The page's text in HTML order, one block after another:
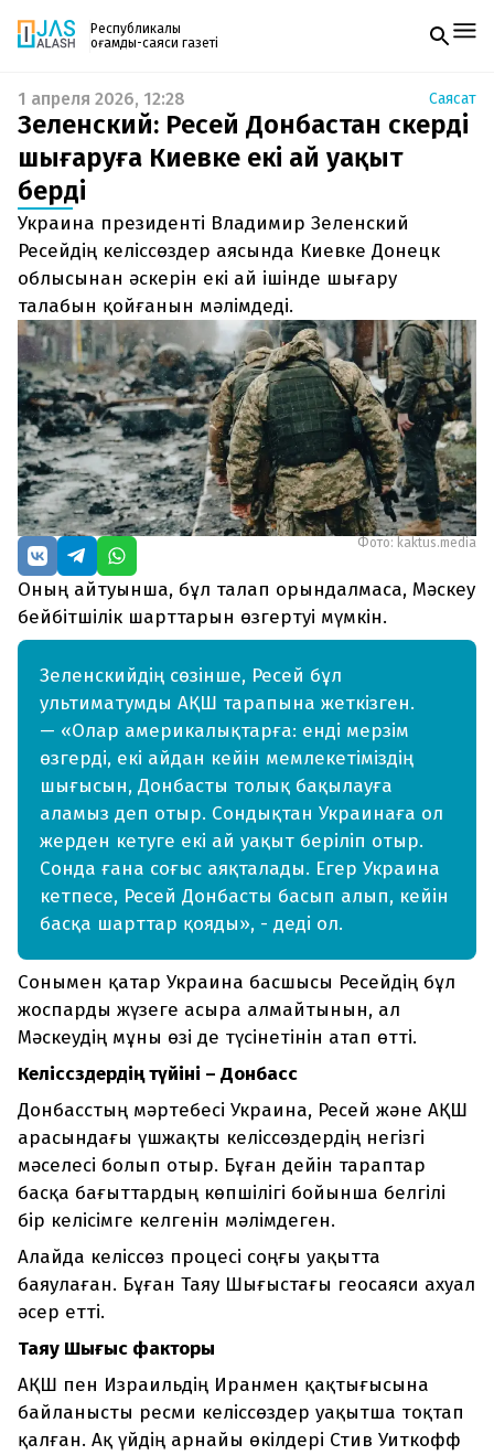
Республикалық
қоғамдық-саяси газеті
Жаңалықтар
Спорт
Live
Руханият
Аймақ
Архив
Заң және тәртіп
Редакциямен байланыс
+7 708 604 51 06
Жарнама бөлімі
+7 701 220 64 52
Пошта
zhasalash100@gmail.com
Газетке жазылу
PDF форматтағы газетті ай сайын электронды
поштаңызға алып отырыңыз. Жаңа нөмір
шыққан сәтте сізге бірден жіберіледі. Тек email
енгізіңіз, біз қалғанын өзіміз жібереміз.
1 апреля 2026, 12:28 Саясат
Зеленский: Ресей Донбастан әскерді
шығаруға Киевке екі ай уақыт
берді
Украина президенті Владимир Зеленский
Ресейдің келіссөздер аясында Киевке Донецк
облысынан әскерін екі ай ішінде шығару
талабын қойғанын мәлімдеді.
Фото: kaktus.media
Оның айтуынша, бұл талап орындалмаса, Мәскеу
бейбітшілік шарттарын өзгертуі мүмкін.
Зеленскийдің сөзінше, Ресей бұл
ультиматумды АҚШ тарапына жеткізген.
— «Олар америкалықтарға: енді мерзім
өзгерді, екі айдан кейін мемлекетіміздің
шығысын, Донбасты толық бақылауға
аламыз деп отыр. Сондықтан Украинаға ол
жерден кетуге екі ай уақыт беріліп отыр.
Сонда ғана соғыс аяқталады. Егер Украина
кетпесе, Ресей Донбасты басып алып, кейін
басқа шарттар қояды», - деді ол.
Сонымен қатар Украина басшысы Ресейдің бұл
жоспарды жүзеге асыра алмайтынын, ал
Мәскеудің мұны өзі де түсінетінін атап өтті.
Келіссөздердің түйіні – Донбасс
Донбасстың мәртебесі Украина, Ресей және АҚШ
арасындағы үшжақты келіссөздердің негізгі
мәселесі болып отыр. Бұған дейін тараптар
басқа бағыттардың көпшілігі бойынша белгілі
бір келісімге келгенін мәлімдеген.
Алайда келіссөз процесі соңғы уақытта
баяулаған. Бұған Таяу Шығыстағы геосаяси ахуал
әсер етті.
Таяу Шығыс факторы
АҚШ пен Израильдің Иранмен қақтығысына
байланысты ресми келіссөздер уақытша тоқтап
қалған. Ақ үйдің арнайы өкілдері Стив Уиткофф